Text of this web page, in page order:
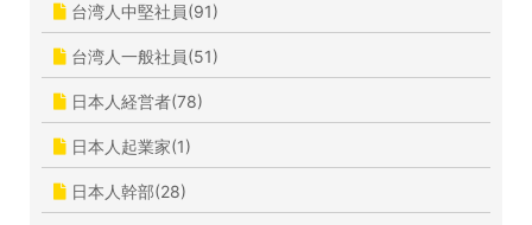
台湾人中堅社員(91)
台湾人一般社員(51)
日本人経営者(78)
日本人起業家(1)
日本人幹部(28)